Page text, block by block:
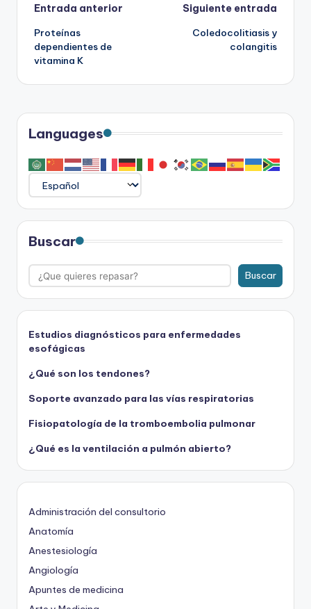
Navegación
de
entradas
Entrada anterior
Proteínas
dependientes de
vitamina K
Siguiente entrada
Coledocolitiasis y
colangitis
Languages
Buscar
Buscar
Estudios diagnósticos para enfermedades
esofágicas
¿Qué son los tendones?
Soporte avanzado para las vías respiratorias
Fisiopatología de la tromboembolia pulmonar
¿Qué es la ventilación a pulmón abierto?
Administración del consultorio
Anatomía
Anestesiología
Angiología
Apuntes de medicina